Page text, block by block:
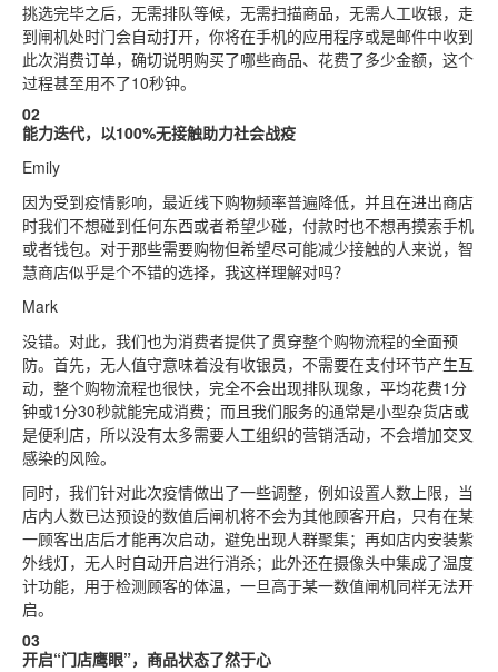
挑选完毕之后，无需排队等候，无需扫描商品，无需人工收银，走
到闸机处时门会自动打开，你将在手机的应用程序或是邮件中收到
此次消费订单，确切说明购买了哪些商品、花费了多少金额，这个
过程甚至用不了10秒钟。
02
能力迭代，以100%无接触助力社会战疫
Emily
因为受到疫情影响，最近线下购物频率普遍降低，并且在进出商店
时我们不想碰到任何东西或者希望少碰，付款时也不想再摸索手机
或者钱包。对于那些需要购物但希望尽可能减少接触的人来说，智
慧商店似乎是个不错的选择，我这样理解对吗？
Mark
没错。对此，我们也为消费者提供了贯穿整个购物流程的全面预
防。首先，无人值守意味着没有收银员，不需要在支付环节产生互
动，整个购物流程也很快，完全不会出现排队现象，平均花费1分
钟或1分30秒就能完成消费；而且我们服务的通常是小型杂货店或
是便利店，所以没有太多需要人工组织的营销活动，不会增加交叉
感染的风险。
同时，我们针对此次疫情做出了一些调整，例如设置人数上限，当
店内人数已达预设的数值后闸机将不会为其他顾客开启，只有在某
一顾客出店后才能再次启动，避免出现人群聚集；再如店内安装紫
外线灯，无人时自动开启进行消杀；此外还在摄像头中集成了温度
计功能，用于检测顾客的体温，一旦高于某一数值闸机同样无法开
启。
03
开启“门店鹰眼”，商品状态了然于心